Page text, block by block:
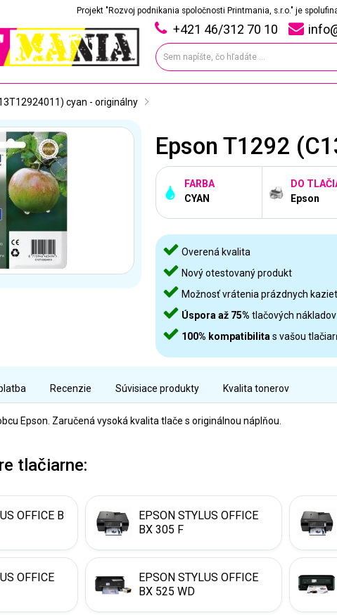
Projekt "Rozvoj podnikania spoločnosti Printmania, s.r.o." je
+421 46/312 70 10
cyan - originálny
Epson T1292
FARBA
CYAN
DO
Epson
Overená kvalita
Nový otestovaný produkt
Možnosť vrátenia prázdnych kaziet
Úspora až 75% tlačových nákladov
100% kompatibilita s vašou
Recenzie Súvisiace produkty Kvalita tonerov
Epson. Zaručená vysoká kvalita tlače s originálnou náplňou.
tlačiarne:
OFFICE B
EPSON STYLUS OFFICE
BX 305 F
OFFICE
EPSON STYLUS OFFICE
BX 525 WD